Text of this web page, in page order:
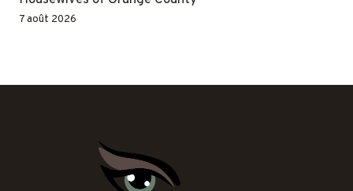
7 août 2026